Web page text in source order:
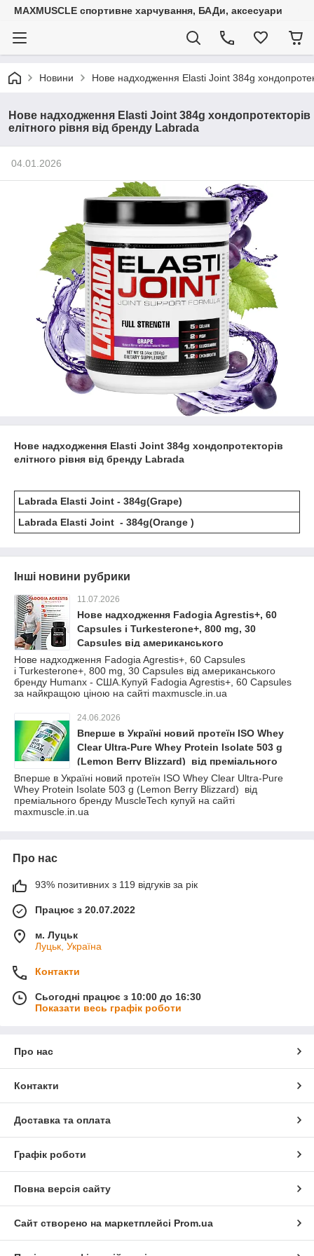
MAXMUSCLE спортивне харчування, БАДи, аксесуари
Новини Нове надходження Elasti Joint 384g
Нове надходження Elasti Joint 384g хондопротекторів
елітного рівня від бренду Labrada
04.01.2026
Нове надходження Elasti Joint 384g хондопротекторів
елітного рівня від бренду Labrada
Labrada Elasti Joint - 384g(Grape)
Labrada Elasti Joint - 384g(Orange )
Інші новини рубрики
11.07.2026
Нове надходження Fadogia Agrestis+, 60
Capsules і Turkesterone+, 800 mg, 30
Capsules від американського
бренду Humanx - США.Купуй Fadogia
Agrestis+, 60 Capsules за найкращою ціною
на сайті maxmuscle.in.ua
Нове надходження Fadogia Agrestis+, 60 Capsules
і Turkesterone+, 800 mg, 30 Capsules від американського
бренду Humanx - США.Купуй Fadogia Agrestis+, 60 Capsules
за найкращою ціною на сайті maxmuscle.in.ua
24.06.2026
Вперше в Україні новий протеїн ISO Whey
Clear Ultra-Pure Whey Protein Isolate 503 g
(Lemon Berry Blizzard) від преміального
бренду MuscleTech купуй на сайті
maxmuscle.in.ua
Вперше в Україні новий протеїн ISO Whey Clear Ultra-Pure
Whey Protein Isolate 503 g (Lemon Berry Blizzard) від
преміального бренду MuscleTech купуй на сайті
maxmuscle.in.ua
Про нас
93% позитивних з 119 відгуків за рік
Працює з 20.07.2022
м. Луцьк
Луцьк, Україна
Контакти
Сьогодні працює з 10:00 до 16:30
Показати весь графік роботи
Про нас
Контакти
Доставка та оплата
Графік роботи
Повна версія сайту
Сайт створено на маркетплейсі Prom.ua